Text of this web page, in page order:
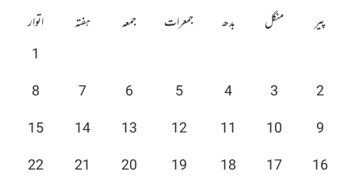
پیر
منگل بدھ جمعرات جمعہ ہفتہ
اتوار
1
2
3
4
5
6
7
8
9
10
11
12
13
14
15
16
17
18
19
20
21
22